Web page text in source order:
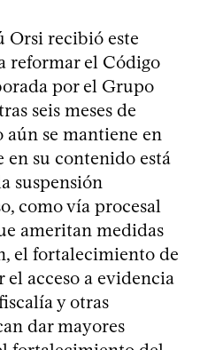
Orsi recibió este
reformar el Código
por el Grupo
seis meses de
se mantiene en
en su contenido está
suspensión
como vía procesal
ameritan medidas
el fortalecimiento de
acceso a evidencia
y otras
dar mayores